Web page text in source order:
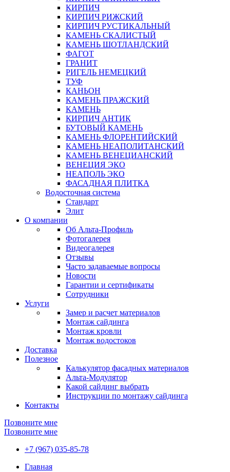
КИРПИЧ
КИРПИЧ РИЖСКИЙ
КИРПИЧ РУСТИКАЛЬНЫЙ
КАМЕНЬ СКАЛИСТЫЙ
КАМЕНЬ ШОТЛАНДСКИЙ
ФАГОТ
ГРАНИТ
РИГЕЛЬ НЕМЕЦКИЙ
ТУФ
КАНЬОН
КАМЕНЬ ПРАЖСКИЙ
КАМЕНЬ
КИРПИЧ АНТИК
БУТОВЫЙ КАМЕНЬ
КАМЕНЬ ФЛОРЕНТИЙСКИЙ
КАМЕНЬ НЕАПОЛИТАНСКИЙ
КАМЕНЬ ВЕНЕЦИАНСКИЙ
ВЕНЕЦИЯ ЭКО
НЕАПОЛЬ ЭКО
ФАСАДНАЯ ПЛИТКА
Водосточная система
Стандарт
Элит
О компании
Об Альта-Профиль
Фотогалерея
Видеогалерея
Отзывы
Часто задаваемые вопросы
Новости
Гарантии и сертификаты
Сотрудники
Услуги
Замер и расчет материалов
Монтаж сайдинга
Монтаж кровли
Монтаж водостоков
Доставка
Полезное
Калькулятор фасадных материалов
Альта-Модулятор
Какой сайдинг выбрать
Инструкции по монтажу сайдинга
Контакты
Позвоните мне
Позвоните мне
+7 (967) 035-85-78
Главная